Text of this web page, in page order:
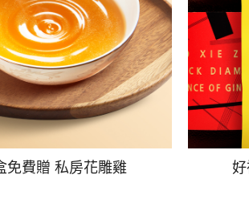
免費贈 私房花雕雞